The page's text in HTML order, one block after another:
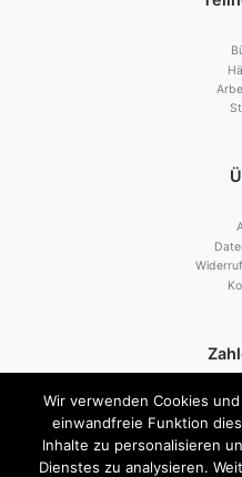
Wir verwenden Cookies
einwandfreie Funktion
Inhalte zu personalisieren
Dienstes zu analysieren.